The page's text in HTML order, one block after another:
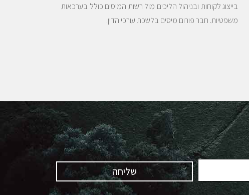
בייצוג לקוחות ובניהול הליכים מול רשות המיסים כולל בערכאות
משפטיות. חבר פורום מיסים בלשכת עורכי הדין.
שליחה